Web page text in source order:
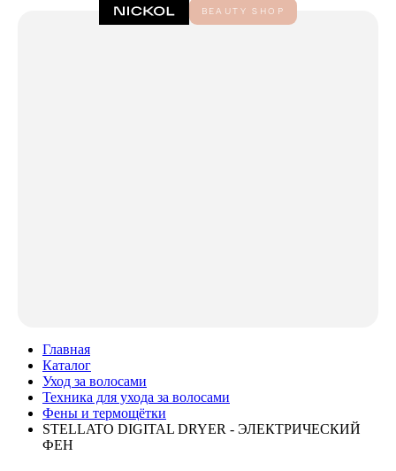
Главная
Каталог
Уход за волосами
Техника для ухода за волосами
Фены и термощётки
STELLATO DIGITAL DRYER - ЭЛЕКТРИЧЕСКИЙ
ФЕН